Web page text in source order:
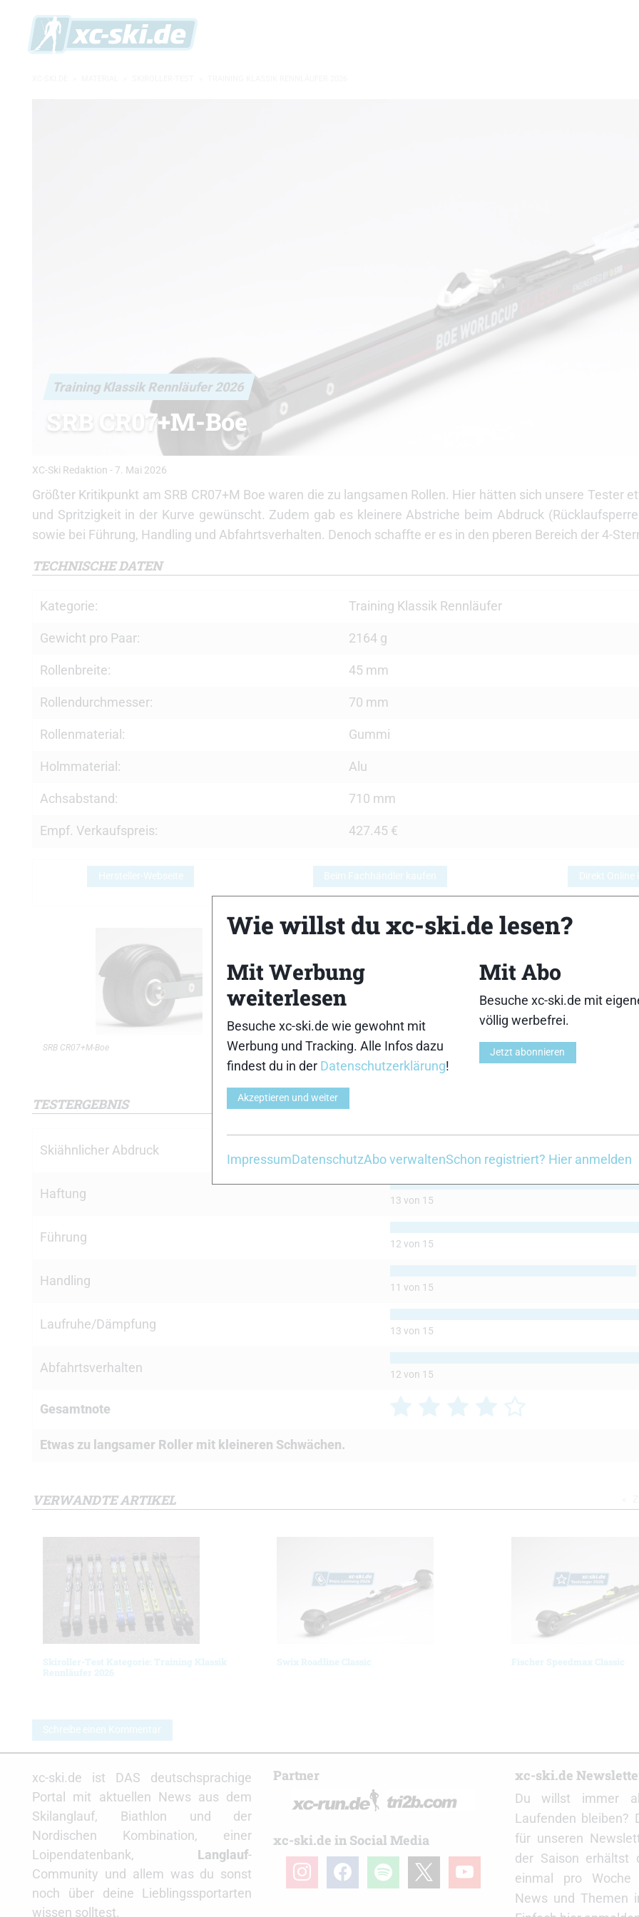
Training Klassik Rennläufer 2026
SRB CR07+M-Boe
XC-Ski Redaktion - 7. Mai 2026
Größter Kritikpunkt am SRB CR07+M Boe waren die zu langsamen Rollen. Hier hätten sich unsere Tester
und Spritzigkeit in der Kurve gewünscht. Zudem gab es kleinere Abstriche beim Abdruck
sowie bei Führung, Handling und Abfahrtsverhalten. Denoch schaffte er es in den pberen Bereich der 4-
TECHNISCHE DATEN
Kategorie: Training Klassik Rennläufer
Gewicht pro Paar: 2164 g
Rollenbreite: 45 mm
Rollendurchmesser: 70 mm
Rollenmaterial: Gummi
Holmmaterial: Alu
Achsabstand: 710 mm
Empf. Verkaufspreis: 427.45 €
Hersteller-Webseite Beim Fachhändler kaufen Direkt Online
SRB CR07+M-Boe SRB CR07+M-Boe SRB CR07+M-Boe
TESTERGEBNIS
Skiähnlicher Abdruck 12 von 15
Haftung 13 von 15
Führung 12 von 15
Handling 11 von 15
Laufruhe/Dämpfung 13 von 15
Abfahrtsverhalten 12 von 15
Gesamtnote
Etwas zu langsamer Roller mit kleineren Schwächen.
VERWANDTE ARTIKEL
Skiroller-Test Kategorie: Training Klassik
Rennläufer 2026
Swix Roadline Classic Fischer Speedmax Classic
Schreibe einen Kommentar
xc-ski.de ist DAS deutschsprachige
Portal mit aktuellen News aus dem
Skilanglauf, Biathlon und der
Nordischen Kombination, einer
Loipendatenbank, Langlauf-
Community und allem was du sonst
noch über deine Lieblingssportarten
wissen solltest.
Partner
xc-ski.de in Social Media
instagramfacebookspotify youtube
xc-ski.de
Du willst immer
Laufenden bleiben?
für unseren
der Saison erhältst
einmal pro Woche
News und Themen
Wie willst du xc-ski.de lesen?
Mit Werbung
weiterlesen
Besuche xc-ski.de wie gewohnt mit
Werbung und Tracking. Alle Infos dazu
findest du in der Datenschutzerklärung!
Akzeptieren und weiter
Mit Abo
Besuche xc-ski.de mit
völlig werbefrei.
Jetzt abonnieren
ImpressumDatenschutzAbo verwaltenSchon registriert? Hier anmelden